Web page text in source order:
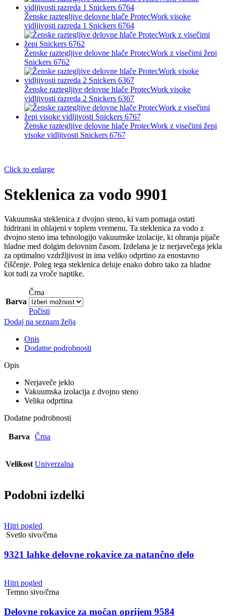
Ženske raztegljive delovne hlače ProtecWork visoke
vidljivosti razreda 1 Snickers 6764
Ženske raztegljive delovne hlače ProtecWork z visečimi žepi
Snickers 6762
Ženske raztegljive delovne hlače ProtecWork visoke
vidljivosti razreda 2 Snickers 6367
Ženske raztegljive delovne hlače ProtecWork z visečimi žepi
visoke vidljivosti Snickers 6767
Click to enlarge
Steklenica za vodo 9901
Vakuumska steklenica z dvojno steno, ki vam pomaga ostati
hidrirani in ohlajeni v toplem vremenu. Ta steklenica za vodo z
dvojno steno ima tehnologijo vakuumske izolacije, ki ohranja pijače
hladne med dolgim delovnim časom. Izdelana je iz nerjavečega jekla
za optimalno vzdržljivost in ima veliko odprtino za enostavno
čiščenje. Poleg tega steklenica deluje enako dobro tako za hladne
kot tudi za vroče naptike.
Barva
Črna
Počisti
Dodaj na seznam želja
Opis
Dodatne podrobnosti
Opis
Nerjaveče jeklo
Vakuumska izolacija z dvojno steno
Velika odprtina
Dodatne podrobnosti
Barva Črna
Velikost Univerzalna
Podobni izdelki
Hitri pogled
Svetlo sivo/črna
9321 lahke delovne rokavice za natančno delo
Hitri pogled
Temno sivo/črna
Delovne rokavice za močan oprijem 9584